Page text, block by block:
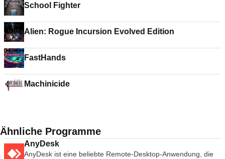
School Fighter
Alien: Rogue Incursion Evolved Edition
FastHands
Machinicide
Ähnliche Programme
AnyDesk
AnyDesk ist eine beliebte Remote-Desktop-Anwendung, die